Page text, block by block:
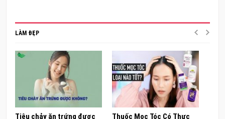
LÀM ĐẸP
Tiêu chảy ăn trứng được Thuốc Mọc Tóc Có Thực